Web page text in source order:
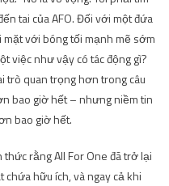
tai của AFO. Đối với một đứa
với bóng tối mạnh mẽ sớm
việc như vậy có tác động gì?
trò quan trọng hơn trong câu
bao giờ hết – nhưng niềm tin
bao giờ hết.
rằng All For One đã trở lại
chứa hữu ích, và ngay cả khi